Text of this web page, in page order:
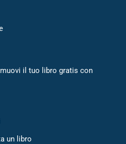
il tuo libro gratis con
un libro